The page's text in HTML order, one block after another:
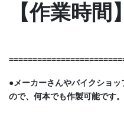
【作業時間
●メーカーさんやバイクショ
ので、何本でも作製可能です。